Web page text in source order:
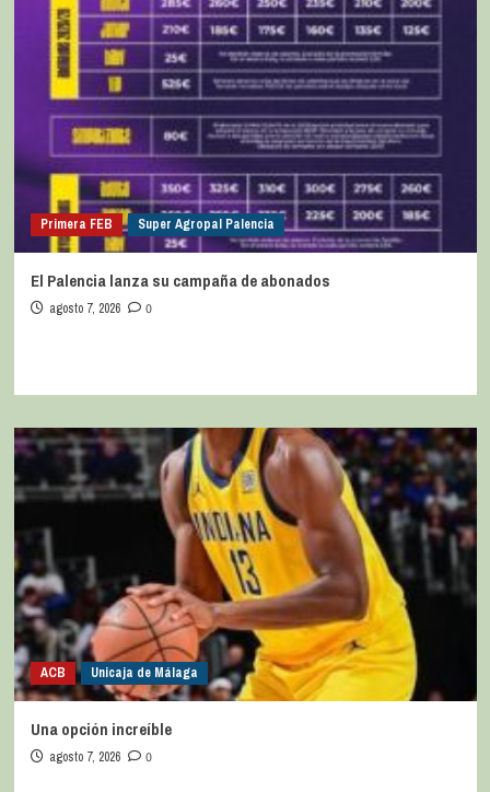
Primera FEB Super Agropal Palencia
El Palencia lanza su campaña de abonados
agosto 7, 2026 0
ACB Unicaja de Málaga
Una opción increíble
agosto 7, 2026 0